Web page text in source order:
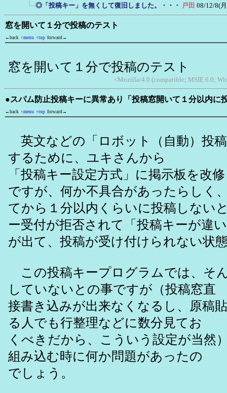
◎「投稿キー」を無くして復旧しました。・・・ 戸田 08/12/8(
窓を開いて１分で投稿のテスト
←back ↑menu ↑top forward→
窓を開いて１分で投稿のテスト
<Mozilla/4.0 (compatible; MSIE 6.0;
●スパム防止投稿キーに異常あり「投稿窓開いて１分以内に
←back ↑menu ↑top forward→
英文などの「ロボット（自動）投
するために、ユキさんから
「投稿キー設定方式」に掲示板を改
ですが、何か不具合があったらしく
てから１分以内くらいに投稿しない
ー受付が拒否されて「投稿キーが違
が出て、投稿が受け付けられない状
この投稿キープログラムでは、そ
していないとの事ですが（投稿窓直
接書き込みが出来なくなるし、原稿
る人でも行整理などに数分見てお
くべきだから、こういう設定が当然
組み込む時に何か問題があったの
でしょう。